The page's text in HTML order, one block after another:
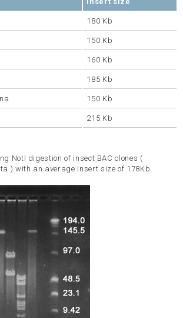
180 Kb
150 Kb
160 Kb
185 Kb
150 Kb
215 Kb
NotI digestion of insect BAC clones (
) with an average insert size of 178Kb